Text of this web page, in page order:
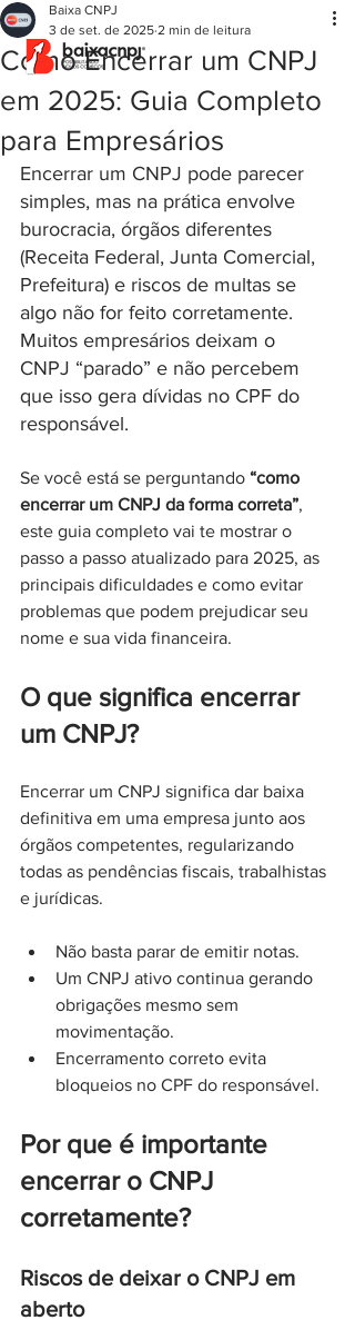
Como Encerrar um CNPJ
em 2025: Guia Completo
para Empresários
Baixa CNPJ
3 de set. de 2025 2 min de leitura
Encerrar um CNPJ pode parecer
simples, mas na prática envolve
burocracia, órgãos diferentes
(Receita Federal, Junta Comercial,
Prefeitura) e riscos de multas se
algo não for feito corretamente.
Muitos empresários deixam o
CNPJ “parado” e não percebem
que isso gera dívidas no CPF do
responsável.
Se você está se perguntando “como
encerrar um CNPJ da forma correta”,
este guia completo vai te mostrar o
passo a passo atualizado para 2025, as
principais dificuldades e como evitar
problemas que podem prejudicar seu
nome e sua vida financeira.
O que significa encerrar
um CNPJ?
Encerrar um CNPJ significa dar baixa
definitiva em uma empresa junto aos
órgãos competentes, regularizando
todas as pendências fiscais, trabalhistas
e jurídicas.
Não basta parar de emitir notas.
Um CNPJ ativo continua gerando
obrigações mesmo sem
movimentação.
Encerramento correto evita
bloqueios no CPF do responsável.
Por que é importante
encerrar o CNPJ
corretamente?
Riscos de deixar o CNPJ em
aberto